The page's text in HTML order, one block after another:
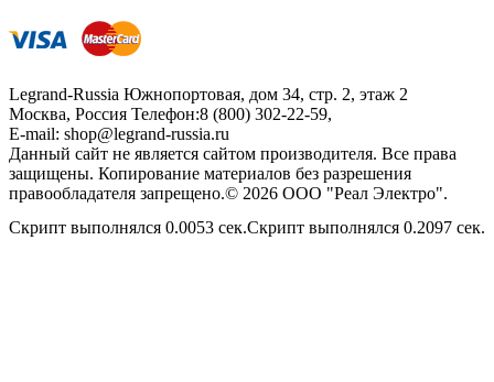
Legrand-Russia Южнопортовая, дом 34, стр. 2, этаж 2
Москва, Россия Телефон:8 (800) 302-22-59,
E-mail: shop@legrand-russia.ru
Данный сайт не является сайтом производителя. Все права
защищены. Копирование материалов без разрешения
правообладателя запрещено.© 2026 ООО "Реал Электро".
Скрипт выполнялся 0.0053 сек.Скрипт выполнялся 0.2097 сек.